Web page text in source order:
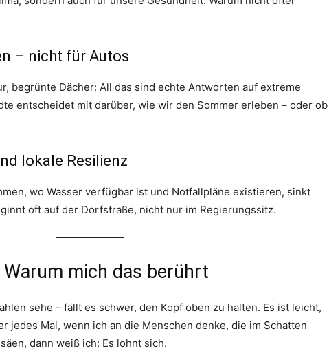
– nicht für Autos
begrünte Dächer: All das sind echte Antworten auf extreme
entscheidet mit darüber, wie wir den Sommer erleben – oder ob
lokale Resilienz
wo Wasser verfügbar ist und Notfallpläne existieren, sinkt
oft auf der Dorfstraße, nicht nur im Regierungssitz.
mich das berührt
sehe – fällt es schwer, den Kopf oben zu halten. Es ist leicht,
jedes Mal, wenn ich an die Menschen denke, die im Schatten
dann weiß ich: Es lohnt sich.